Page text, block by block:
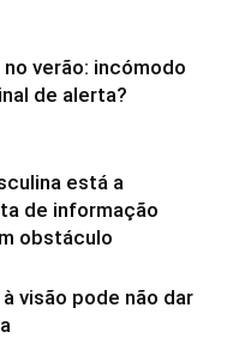
verão: incómodo
de alerta?
está a
de informação
obstáculo
visão pode não dar